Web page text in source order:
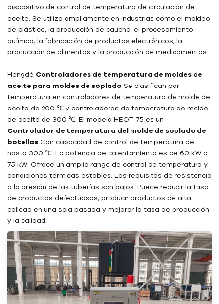
dispositivo de control de temperatura de circulación de
aceite. Se utiliza ampliamente en industrias como el moldeo
de plástico, la producción de caucho, el procesamiento
químico, la fabricación de productos electrónicos, la
producción de alimentos y la producción de medicamentos.
Hengdé Controladores de temperatura de moldes de
aceite para moldes de soplado Se clasifican por
temperatura en controladores de temperatura de molde de
aceite de 200 ℃ y controladores de temperatura de molde
de aceite de 300 ℃. El modelo HEOT-75 es un
Controlador de temperatura del molde de soplado de
botellas Con capacidad de control de temperatura de
hasta 300 ℃. La potencia de calentamiento es de 60 kW o
75 kW. Ofrece un amplio rango de control de temperatura y
condiciones térmicas estables. Los requisitos de resistencia
a la presión de las tuberías son bajos. Puede reducir la tasa
de productos defectuosos, producir productos de alta
calidad en una sola pasada y mejorar la tasa de producción
y la calidad.